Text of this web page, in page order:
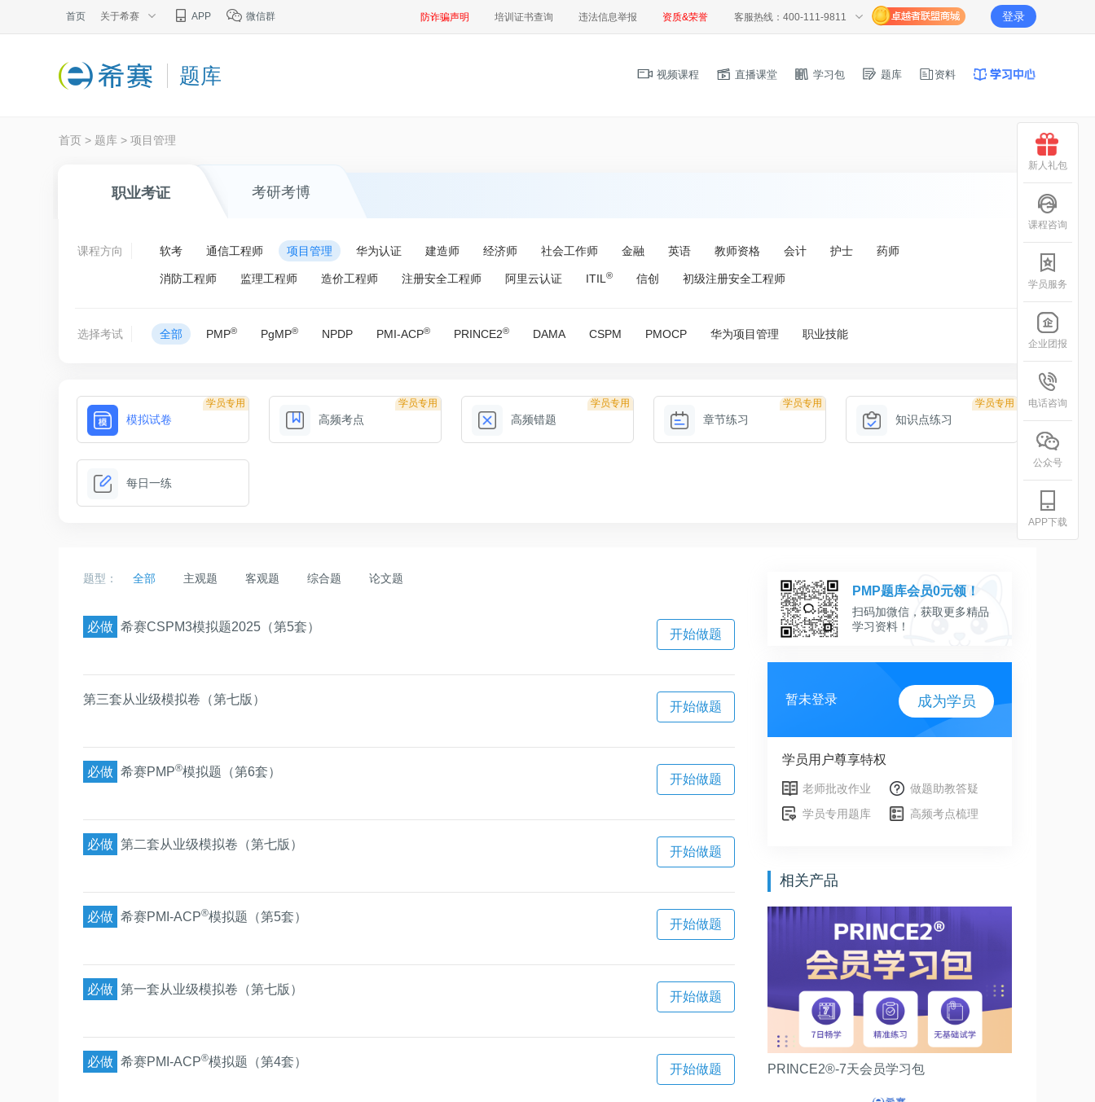
首页 关于希赛 APP 微信群 防诈骗声明 培训证书查询 违法信息举报 资质&荣誉 客服热线：400-111-9811 登录
题库 视频课程 直播课堂 学习包 题库 资料
首页 > 题库 > 项目管理
职业考证 考研考博
课程方向 软考 通信工程师 项目管理 华为认证 建造师 经济师 社会工作师 金融 英语 教师资格 会计 护士 药师
消防工程师 监理工程师 造价工程师 注册安全工程师 阿里云认证 ITIL ® 信创 初级注册安全工程师
选择考试 全部 PMP® PgMP® NPDP PMI-ACP® PRINCE2® DAMA CSPM PMOCP 华为项目管理 职业技能
学员专用
模拟试卷
学员专用
高频考点
学员专用
高频错题
学员专用
章节练习
学员专用
知识点练习
每日一练
题型： 全部 主观题 客观题 综合题 论文题
必做 希赛CSPM3模拟题2025（第5套）
开始做题
第三套从业级模拟卷（第七版）
开始做题
必做 希赛PMP®模拟题（第6套）
开始做题
必做 第二套从业级模拟卷（第七版）
开始做题
必做 希赛PMI-ACP®模拟题（第5套）
开始做题
必做 第一套从业级模拟卷（第七版）
开始做题
必做 希赛PMI-ACP®模拟题（第4套）
开始做题
PMP题库会员0元领！
扫码加微信，获取更多精品
学习资料！
暂未登录 成为学员
学员用户尊享特权
老师批改作业
做题助教答疑
学员专用题库
高频考点梳理
相关产品
PRINCE2®-7天会员学习包
新人礼包
课程咨询
学员服务
企业团报
电话咨询
公众号
APP下载